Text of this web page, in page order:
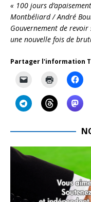
« 100 jours
Montbéliard / André
Gouvernement de
une nouvelle fois de
Partager l'information